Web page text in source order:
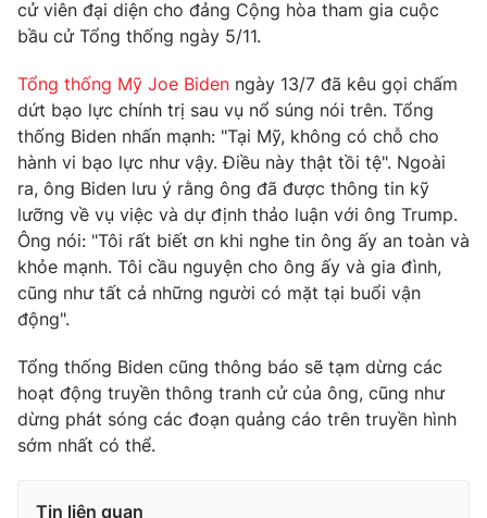
cử viên đại diện cho đảng Cộng hòa tham gia cuộc
bầu cử Tổng thống ngày 5/11.
Tổng thống Mỹ Joe Biden ngày 13/7 đã kêu gọi chấm
dứt bạo lực chính trị sau vụ nổ súng nói trên. Tổng
thống Biden nhấn mạnh: "Tại Mỹ, không có chỗ cho
hành vi bạo lực như vậy. Điều này thật tồi tệ". Ngoài
ra, ông Biden lưu ý rằng ông đã được thông tin kỹ
lưỡng về vụ việc và dự định thảo luận với ông Trump.
Ông nói: "Tôi rất biết ơn khi nghe tin ông ấy an toàn và
khỏe mạnh. Tôi cầu nguyện cho ông ấy và gia đình,
cũng như tất cả những người có mặt tại buổi vận
động".
Tổng thống Biden cũng thông báo sẽ tạm dừng các
hoạt động truyền thông tranh cử của ông, cũng như
dừng phát sóng các đoạn quảng cáo trên truyền hình
sớm nhất có thể.
Tin liên quan